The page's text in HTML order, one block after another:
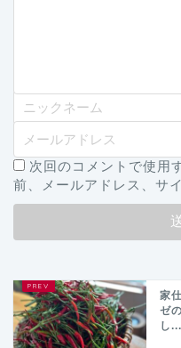
次回のコメントで使用
前、メールアドレス、サ
家
ゼ
し...